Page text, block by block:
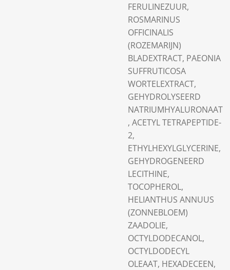
FERULINEZUUR,
ROSMARINUS
OFFICINALIS
(ROZEMARIJN)
BLADEXTRACT, PAEONIA
SUFFRUTICOSA
WORTELEXTRACT,
GEHYDROLYSEERD
NATRIUMHYALURONAAT
, ACETYL TETRAPEPTIDE-
2,
ETHYLHEXYLGLYCERINE,
GEHYDROGENEERD
LECITHINE,
TOCOPHEROL,
HELIANTHUS ANNUUS
(ZONNEBLOEM)
ZAADOLIE,
OCTYLDODECANOL,
OCTYLDODECYL
OLEAAT, HEXADECEEN,